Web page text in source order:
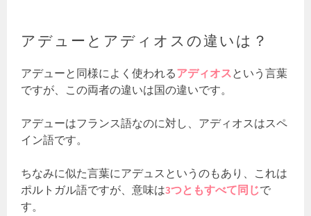
アデューとアディオスの違いは？
アデューと同様によく使われるアディオス という言葉
ですが、この両者の違いは国の違いです。
アデューはフランス語なのに対し、アディオスはスペ
イン語です。
ちなみに似た言葉にアデュスというのもあり、これは
ポルトガル語ですが、意味は3つともすべて同じで
す。